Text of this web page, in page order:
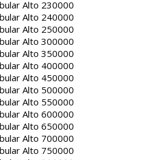
Alto 230000
Alto 240000
Alto 250000
Alto 300000
Alto 350000
Alto 400000
Alto 450000
Alto 500000
Alto 550000
Alto 600000
Alto 650000
Alto 700000
Alto 750000